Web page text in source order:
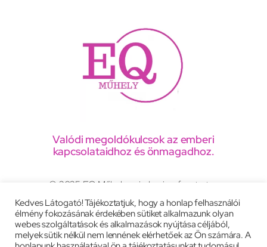
Valódi megoldókulcsok az emberi
kapcsolataidhoz és önmagadhoz.
© 2025 EQ Műhely, minden jog fenntartva
Adatkezelési tájékoztató
Általános szerződési feltételek Impresszum
Kedves Látogató! Tájékoztatjuk, hogy a honlap felhasználói
élmény fokozásának érdekében sütiket alkalmazunk olyan
webes szolgáltatások és alkalmazások nyújtása céljából,
melyek sütik nélkül nem lennének elérhetőek az Ön számára. A